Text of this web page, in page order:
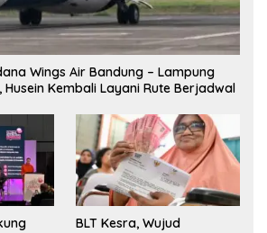
Wings Air Bandung – Lampung
Husein Kembali Layani Rute Berjadwal
BLT Kesra, Wujud